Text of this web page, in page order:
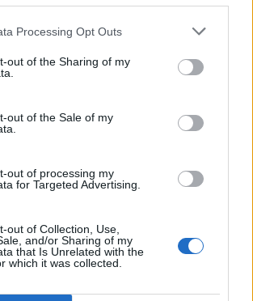
Processing Opt Outs
out of the Sharing of my
out of the Sale of my
out of processing my
for Targeted Advertising.
out of Collection, Use,
and/or Sharing of my
that Is Unrelated with the
which it was collected.